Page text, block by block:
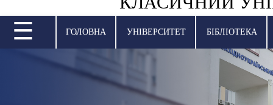
МІЖНАРОДНА ДІЯЛЬНІСТЬ
ВСТУПНА КАМПАНІЯ
☰ ГОЛОВНА УНІВЕРСИТЕТ БІБЛІОТЕКА